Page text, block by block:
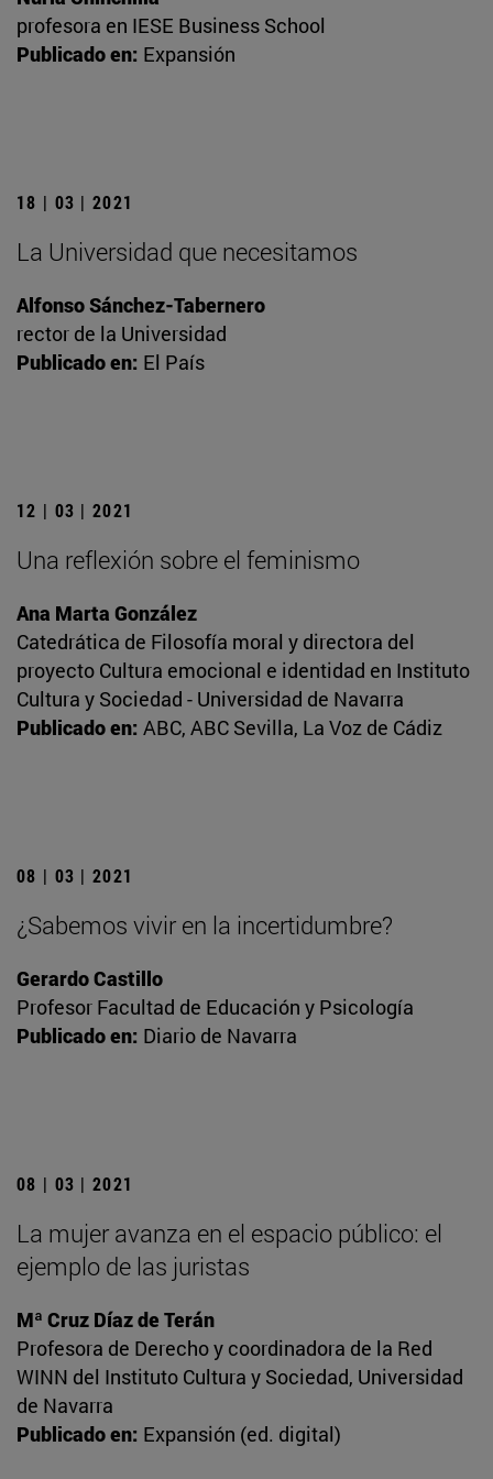
profesora en IESE Business School
Publicado en: Expansión
18 | 03 | 2021
La Universidad que necesitamos
Alfonso Sánchez-Tabernero
rector de la Universidad
Publicado en: El País
12 | 03 | 2021
Una reflexión sobre el feminismo
Ana Marta González
Catedrática de Filosofía moral y directora del
proyecto Cultura emocional e identidad en Instituto
Cultura y Sociedad - Universidad de Navarra
Publicado en: ABC, ABC Sevilla, La Voz de Cádiz
08 | 03 | 2021
¿Sabemos vivir en la incertidumbre?
Gerardo Castillo
Profesor Facultad de Educación y Psicología
Publicado en: Diario de Navarra
08 | 03 | 2021
La mujer avanza en el espacio público: el
ejemplo de las juristas
Mª Cruz Díaz de Terán
Profesora de Derecho y coordinadora de la Red
WINN del Instituto Cultura y Sociedad, Universidad
de Navarra
Publicado en: Expansión (ed. digital)